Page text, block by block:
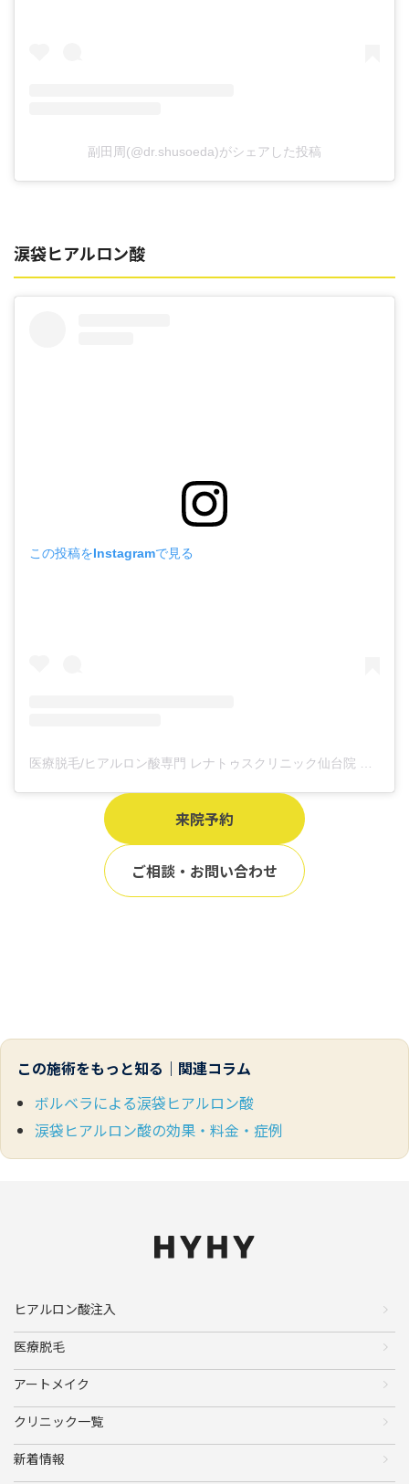
副田周(@dr.shusoeda)がシェアした投稿
涙袋ヒアルロン酸
この投稿をInstagramで見る
医療脱毛/ヒアルロン酸専門 レナトゥスクリニック仙台院 高橋希(@renaclisendai)がシェアした投稿
来院予約
ご相談・お問い合わせ
この施術をもっと知る｜関連コラム
ボルベラによる涙袋ヒアルロン酸
涙袋ヒアルロン酸の効果・料金・症例
ヒアルロン酸注入
医療脱毛
アートメイク
クリニック一覧
新着情報